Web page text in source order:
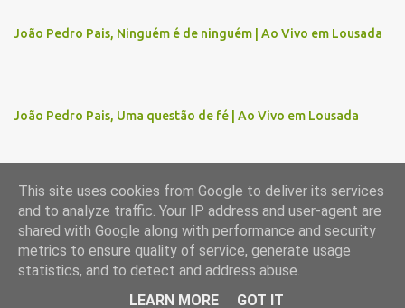
i
João Pedro Pais, Ninguém é de ninguém | Ao Vivo em Lousada
João Pedro Pais, Uma questão de fé | Ao Vivo em Lousada
Com tecnologia do Blogger
Imagens de temas porgaffera
© 1998-2025, Domingos Moreira (domingosmoreira.pt | ix.pt)
This site uses cookies from Google to deliver its services
and to analyze traffic. Your IP address and user-agent are
shared with Google along with performance and security
metrics to ensure quality of service, generate usage
statistics, and to detect and address abuse.
LEARN MORE
GOT IT